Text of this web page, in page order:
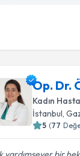
Op. Dr.
Kadın
İstanbul,
5 (77